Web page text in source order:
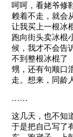
呵呵，看姥爷修
赖着不走，就会
让我买上一根冰
跑向街头卖冰棍
候，我才不会告
不到整根冰棍了
甥，还有句顺口
走。想来，同龄
……
这几天，也不知
于是把自己写了